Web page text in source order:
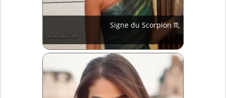
Signe du Scorpion ♏